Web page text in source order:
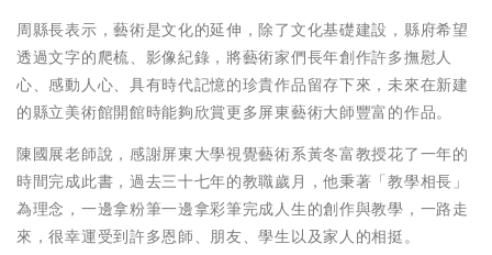
周縣長表示，藝術是文化的延伸，除了文化基礎建設，縣府希望
透過文字的爬梳、影像紀錄，將藝術家們長年創作許多撫慰人
心、感動人心、具有時代記憶的珍貴作品留存下來，未來在新建
的縣立美術館開館時能夠欣賞更多屏東藝術大師豐富的作品。
陳國展老師說，感謝屏東大學視覺藝術系黃冬富教授花了一年的
時間完成此書，過去三十七年的教職歲月，他秉著「教學相長」
為理念，一邊拿粉筆一邊拿彩筆完成人生的創作與教學，一路走
來，很幸運受到許多恩師、朋友、學生以及家人的相挺。